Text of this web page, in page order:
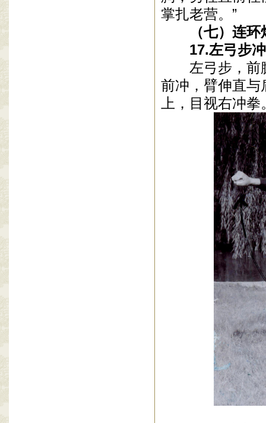
掌扎老营。”
（七）连环
17.左弓步
左弓步，前
前冲，臂伸直与
上，目视右冲拳